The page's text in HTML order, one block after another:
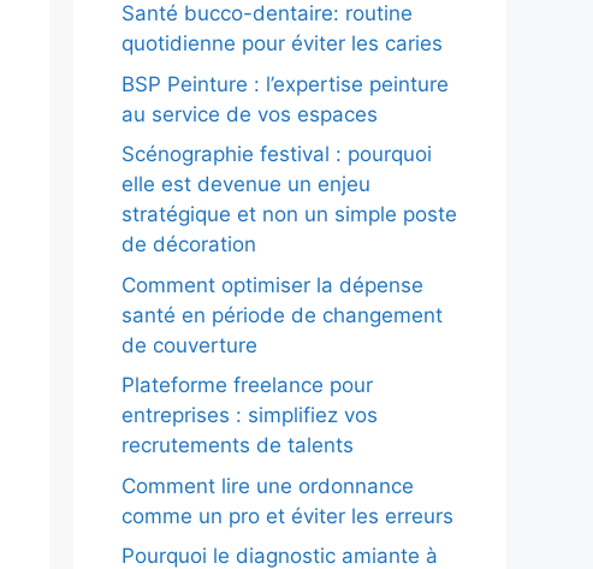
Santé bucco-dentaire: routine
quotidienne pour éviter les caries
BSP Peinture : l’expertise peinture
au service de vos espaces
Scénographie festival : pourquoi
elle est devenue un enjeu
stratégique et non un simple poste
de décoration
Comment optimiser la dépense
santé en période de changement
de couverture
Plateforme freelance pour
entreprises : simplifiez vos
recrutements de talents
Comment lire une ordonnance
comme un pro et éviter les erreurs
Pourquoi le diagnostic amiante à